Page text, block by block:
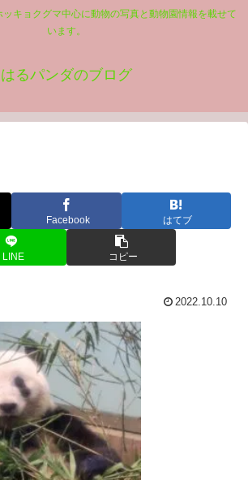
キョクグマ中心に動物の写真と動物園情報を載せて
います。
はるパンダのブログ
Facebook はてブ
LINE コピー
2022.10.10